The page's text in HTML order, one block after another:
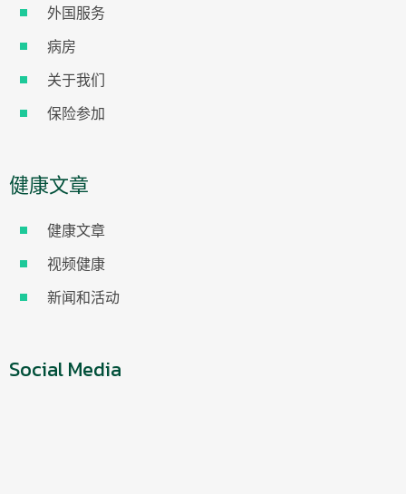
外国服务
病房
关于我们
保险参加
健康文章
健康文章
视频健康
新闻和活动
Social Media